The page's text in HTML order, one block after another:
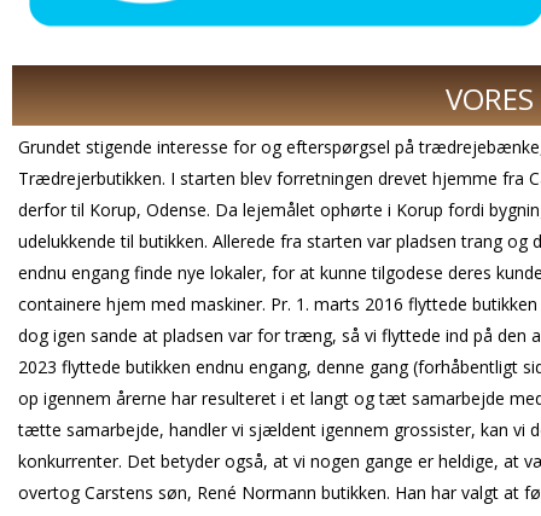
Grundet stigende interesse for og efterspørgsel på
Trædrejerbutikken. I starten blev forretningen drevet hjemme fra
derfor til Korup, Odense. Da lejemålet ophørte i Korup fordi
udelukkende til butikken. Allerede fra starten var pladsen trang
endnu engang finde nye lokaler, for at kunne tilgodese deres
containere hjem med maskiner. Pr. 1. marts 2016 flyttede
dog igen sande at pladsen var for træng, så vi flyttede ind på
2023 flyttede butikken endnu engang, denne gang (forhåbentligt
op igennem årerne har resulteret i et langt og tæt samarbejde
tætte samarbejde, handler vi sjældent igennem grossister, kan
konkurrenter. Det betyder også, at vi nogen gange er heldige, at
overtog Carstens søn, René Normann butikken. Han har valgt at